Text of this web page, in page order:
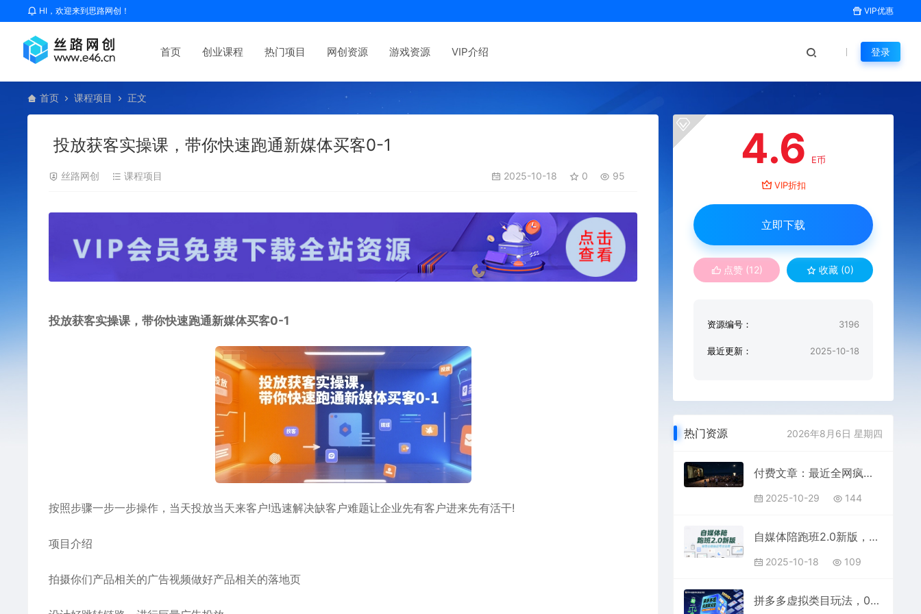
HI，欢迎来到思路网创！ VIP优惠
首页 创业课程 热门项目 网创资源 游戏资源 VIP介绍 登录
首页 课程项目 正文
投放获客实操课，带你快速跑通新媒体买客0-1
丝路网创 课程项目 2025-10-18 0 95
投放获客实操课，带你快速跑通新媒体买客0-1
按照步骤一步一步操作，当天投放当天来客户!迅速解决缺客户难题让企业先有客户进来先有活干!
项目介绍
拍摄你们产品相关的广告视频做好产品相关的落地页
4.6 E币
VIP折扣
立即下载
点赞 (12) 收藏 (0)
资源编号： 3196
最近更新： 2025-10-18
热门资源 2026年8月6日 星期四
付费文章：最近全网疯传的《镜像》AI动画短片，高阶教程来了
2025-10-29 144
自媒体陪跑班2.0新版，指导自媒体起号全流程
2025-10-18 109
拼多多虚拟类目玩法，0成本，可矩阵操作，月入1W+